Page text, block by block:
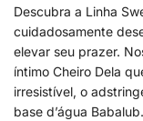
Descubra a Linha
cuidadosamente
elevar seu prazer.
íntimo Cheiro Dela
irresistível, o
base d’água